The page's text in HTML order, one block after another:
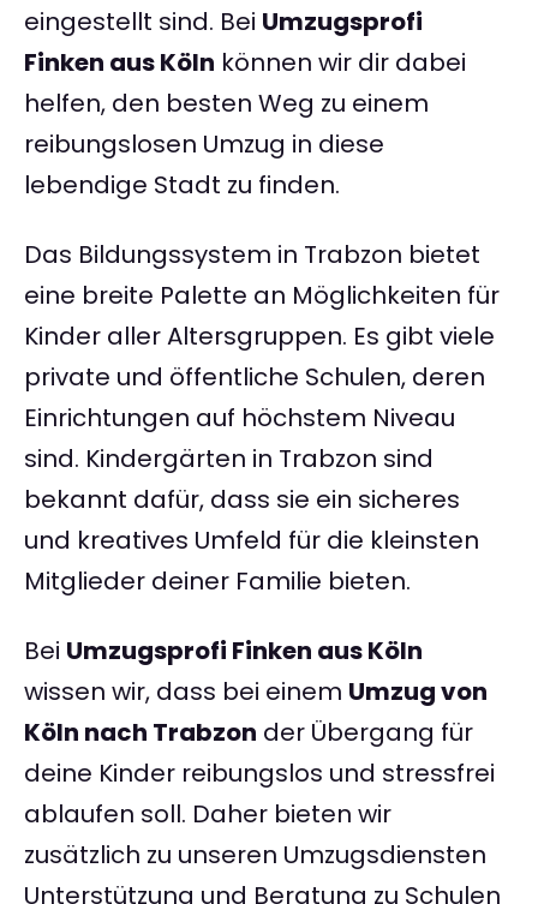
eingestellt sind. Bei Umzugsprofi
Finken aus Köln können wir dir dabei
helfen, den besten Weg zu einem
reibungslosen Umzug in diese
lebendige Stadt zu finden.
Das Bildungssystem in Trabzon bietet
eine breite Palette an Möglichkeiten für
Kinder aller Altersgruppen. Es gibt viele
private und öffentliche Schulen, deren
Einrichtungen auf höchstem Niveau
sind. Kindergärten in Trabzon sind
bekannt dafür, dass sie ein sicheres
und kreatives Umfeld für die kleinsten
Mitglieder deiner Familie bieten.
Bei Umzugsprofi Finken aus Köln
wissen wir, dass bei einem Umzug von
Köln nach Trabzon der Übergang für
deine Kinder reibungslos und stressfrei
ablaufen soll. Daher bieten wir
zusätzlich zu unseren Umzugsdiensten
Unterstützung und Beratung zu Schulen